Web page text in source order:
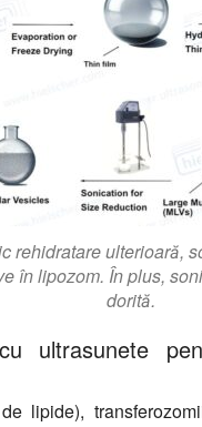
rehidratare ulterioară,
în lipozom. În plus,
dorită.
ultrasunete
lipide),